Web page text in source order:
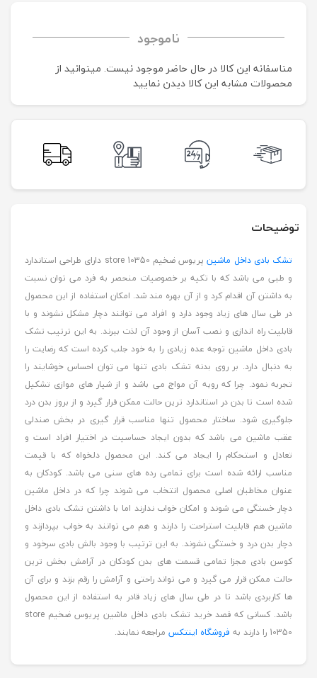
ناموجود
متاسفانه این کالا در حال حاضر موجود نیست. می‍توانید از
محصولات مشابه این کالا دیدن نمایید
توضیحات
تشک بادی داخل ماشین
پریوس ضخیم store 10350 دارای طراحی استاندارد
و طبی می باشد که با تکیه بر خصوصیات منحصر به فرد می توان نسبت
به داشتن آن اقدام کرد و از آن بهره مند شد. امکان استفاده از این محصول
در طی سال های زیاد وجود دارد و افراد می توانند دچار مشکل نشوند و با
قابلیت راه اندازی و نصب آسان از وجود آن لذت ببرند. به این ترتیب تشک
بادی داخل ماشین توجه عده زیادی را به خود جلب کرده است که رضایت را
به دنبال دارد. بر روی بدنه تشک بادی تنها می توان احساس خوشایند را
تجربه نمود. چرا که رویه آن مواج می باشد و از شیار های موازی تشکیل
شده است تا بدن در استاندارد ترین حالت ممکن قرار گیرد و از بروز بدن درد
جلوگیری شود. ساختار محصول تنها مناسب قرار گیری در بخش صندلی
عقب ماشین می باشد که بدون ایجاد حساسیت در اختیار افراد است و
تعادل و استحکام را ایجاد می کند. این محصول دلخواه که با قیمت
مناسب ارائه شده است برای تمامی رده های سنی می باشد. کودکان به
عنوان مخاطبان اصلی محصول انتخاب می شوند چرا که در داخل ماشین
دچار خستگی می شوند و امکان خواب ندارند اما با داشتن تشک بادی داخل
ماشین هم قابلیت استراحت را دارند و هم می توانند به خواب بپردازند و
دچار بدن درد و خستگی نشوند. به این ترتیب با وجود بالش بادی سرخود و
کوسن بادی مجزا تمامی قسمت های بدن کودکان در آرامش بخش ترین
حالت ممکن قرار می گیرد و می تواند راحتی و آرامش را رقم بزند و برای آن
ها کاربردی باشد تا در طی سال های زیاد قادر به استفاده از این محصول
باشد. کسانی که قصد خرید تشک بادی داخل ماشین پریوس ضخیم store
10350 را دارند به
فروشگاه اینتکس مراجعه نمایند.